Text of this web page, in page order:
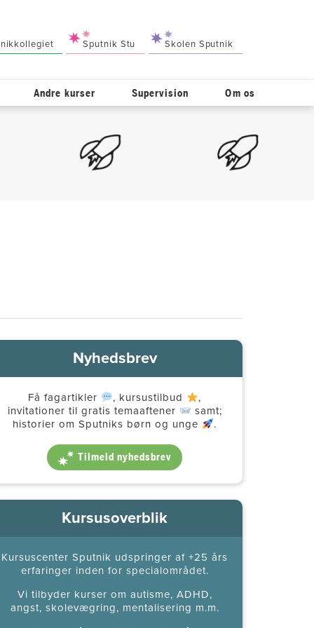
Sputnik Stu Skolen Sputnik
Andre kurser Supervision Om os
Nyhedsbrev
Få fagartikler , kursustilbud
,
invitationer til gratis temaaftener
samt;
historier om Sputniks børn og unge
.
Tilmeld nyhedsbrev
Kursusoverblik
Kursuscenter Sputnik udspringer af +25 års
erfaringer inden for specialområdet.
Vi tilbyder kurser om autisme, ADHD,
angst, skolevægring, mentalisering m.m.